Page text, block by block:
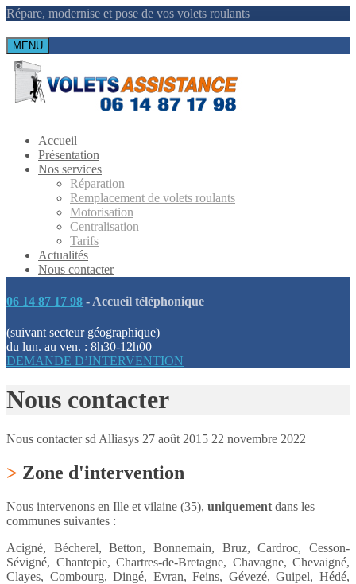
Répare, modernise et pose de vos volets roulants
MENU
Accueil
Présentation
Nos services
Réparation
Remplacement de volets roulants
Motorisation
Centralisation
Tarifs
Actualités
Nous contacter
06 14 87 17 98 - Accueil téléphonique
(suivant secteur géographique)
du lun. au ven. : 8h30-12h00
DEMANDE D’INTERVENTION
Nous contacter
Nous contacter sd Alliasys 27 août 2015 22 novembre 2022
> Zone d'intervention
Nous intervenons en Ille et vilaine (35), uniquement dans les
communes suivantes :
Acigné, Bécherel, Betton, Bonnemain, Bruz, Cardroc, Cesson-
Sévigné, Chantepie, Chartres-de-Bretagne, Chavagne, Chevaigné,
Clayes, Combourg, Dingé, Evran, Feins, Gévezé, Guipel, Hédé,